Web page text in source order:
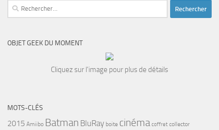
Rechercher :
OBJET GEEK DU MOMENT
Cliquez sur l'image pour plus de détails
MOTS-CLÉS
2015 Amiibo Batman BluRay boite cinéma coffret collector